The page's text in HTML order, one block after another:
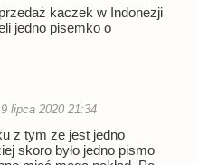
kaczek w Indonezji
jedno pisemko o
9 lipca 2020 21:34
z tym ze jest jedno
skoro było jedno pismo